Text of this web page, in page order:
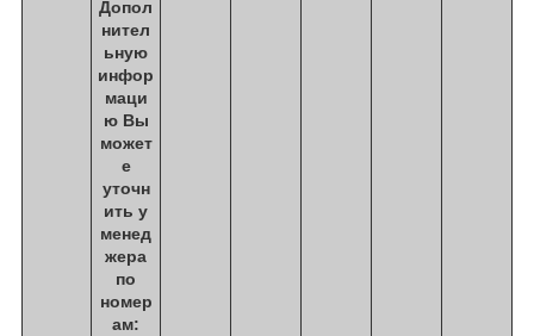
Допол
нител
ьную
инфор
маци
ю Вы
может
е
уточн
ить у
менед
жера
по
номер
ам: